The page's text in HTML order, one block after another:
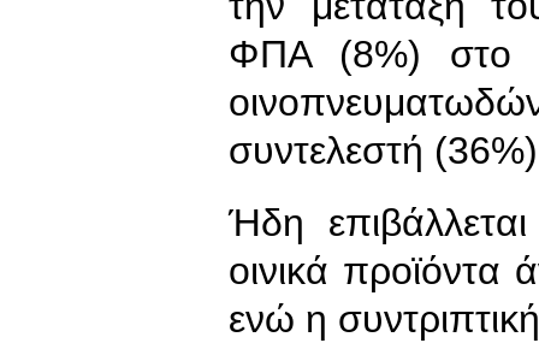
ΦΠΑ (8%) στο
συντελεστή
Ήδη
οινικά
ενώ η